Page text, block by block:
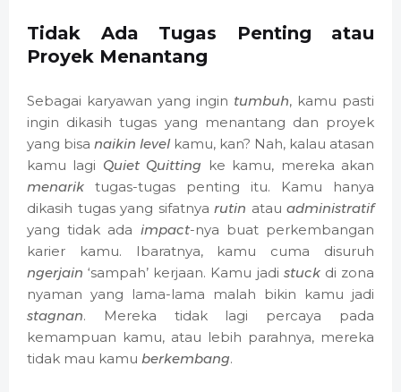
Tidak Ada Tugas Penting atau
Proyek Menantang
Sebagai karyawan yang ingin tumbuh, kamu pasti
ingin dikasih tugas yang menantang dan proyek
yang bisa naikin levelkamu, kan? Nah, kalau atasan
kamu lagi Quiet Quitting ke kamu, mereka akan
menarik tugas-tugas penting itu. Kamu hanya
dikasih tugas yang sifatnya rutin atau administratif
yang tidak ada impact-nya buat perkembangan
karier kamu. Ibaratnya, kamu cuma disuruh
ngerjain ‘sampah’ kerjaan. Kamu jadi stuckdi zona
nyaman yang lama-lama malah bikin kamu jadi
stagnan. Mereka tidak lagi percaya pada
kemampuan kamu, atau lebih parahnya, mereka
tidak mau kamu berkembang.